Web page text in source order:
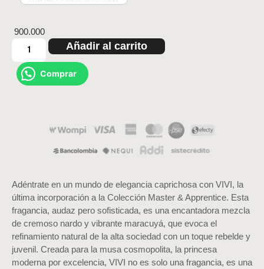
900.000
Añadir al carrito
Comprar
Adéntrate en un mundo de elegancia caprichosa con VIVI, la
última incorporación a la Colección Master & Apprentice. Esta
fragancia, audaz pero sofisticada, es una encantadora mezcla
de cremoso nardo y vibrante maracuyá, que evoca el
refinamiento natural de la alta sociedad con un toque rebelde y
juvenil. Creada para la musa cosmopolita, la princesa
moderna por excelencia, VIVI no es solo una fragancia, es una